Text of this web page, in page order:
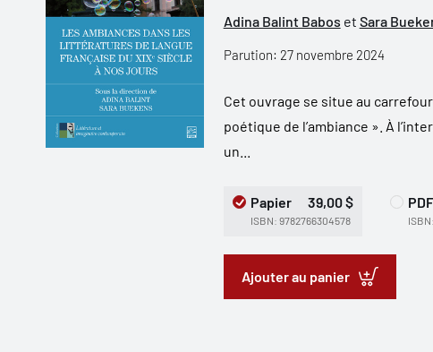
Adina Balint Babos et Sara
Parution: 27 novembre 2024
Cet ouvrage se situe au
poétique de l’ambiance ». À
un...
Papier 39,00 $
ISBN: 9782766304578
PDF
Ajouter au panier